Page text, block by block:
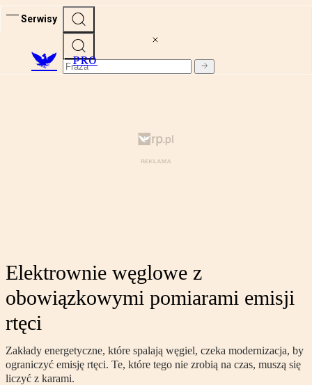
Serwisy
PRO
Elektrownie węglowe z
obowiązkowymi pomiarami emisji
rtęci
Zakłady energetyczne, które spalają węgiel, czeka modernizacja, by
ograniczyć emisję rtęci. Te, które tego nie zrobią na czas, muszą się
liczyć z karami.